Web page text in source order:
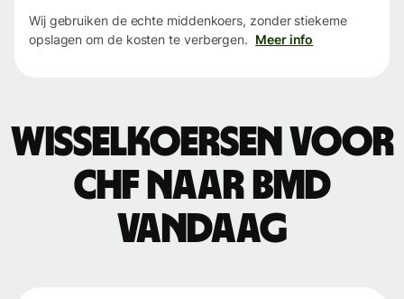
Wij gebruiken de echte middenkoers, zonder stiekeme
opslagen om de kosten te verbergen. Meer info
Wisselkoersen voor
CHF naar BMD
vandaag